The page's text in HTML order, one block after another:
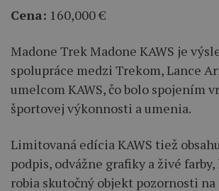
Cena: 160,000 €
Madone Trek Madone KAWS je
spolupráce medzi Trekom, Lance
umelcom KAWS, čo bolo spojením
športovej výkonnosti a umenia.
Limitovaná edícia KAWS tiež
podpis, odvážne grafiky a živé
robia skutočný objekt pozornosti